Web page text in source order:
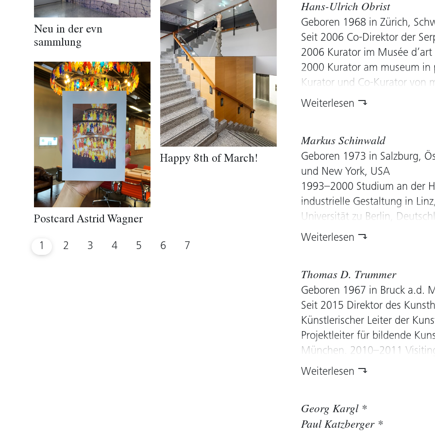
Neu in der evn
sammlung
Happy 8th of March!
Postcard Astrid Wagner
1 2 3 4 5 6 7
Vermittlungsprogramme für
Kunstgeschichte; Autorin
zeitgenössische Kunst.
Seit 2002 Tätigkeit für die
Kunstrat
Hans-Ulrich Obrist
Geboren 1968 in Zürich,
Seit 2006 Co-Direktor der
2006 Kurator im Musée
2000 Kurator am museum in
Kurator und Co-Kurator von
Gruppenausstellungen und
Magazin und 032c
evn sammlung.
Weiterlesen
Markus Schinwald
Geboren 1973 in Salzburg,
und New York, USA
1993–2000 Studium an der
industrielle Gestaltung in
Universität zu Berlin,
Medien Malerei, Skulptur,
Österreichischen Galerie
(Wien), dem Musée d’art
Seit 2013 Mitglied im
Weiterlesen
Thomas D. Trummer
Geboren 1967 in Bruck a.d.
Seit 2015 Direktor des
Künstlerischer Leiter der
Projektleiter für bildende
München. 2010–2011
of Technology, Cambridge,
am Belvedere Wien und als
tätig. Seit 2013 Mitglied im
Weiterlesen
Georg Kargl *
Paul Katzberger *